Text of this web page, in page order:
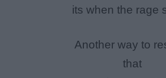
its when the rage
Another way to
that